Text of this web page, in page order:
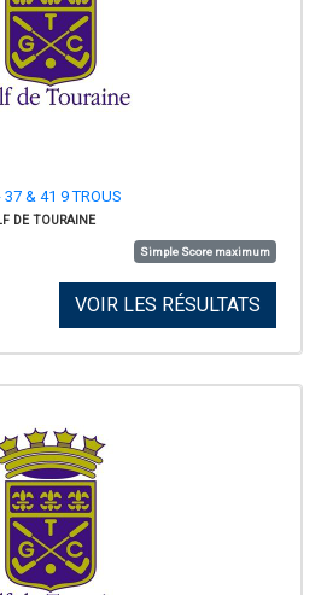
37 & 41 9 TROUS
DE TOURAINE
Simple Score maximum
VOIR LES RÉSULTATS